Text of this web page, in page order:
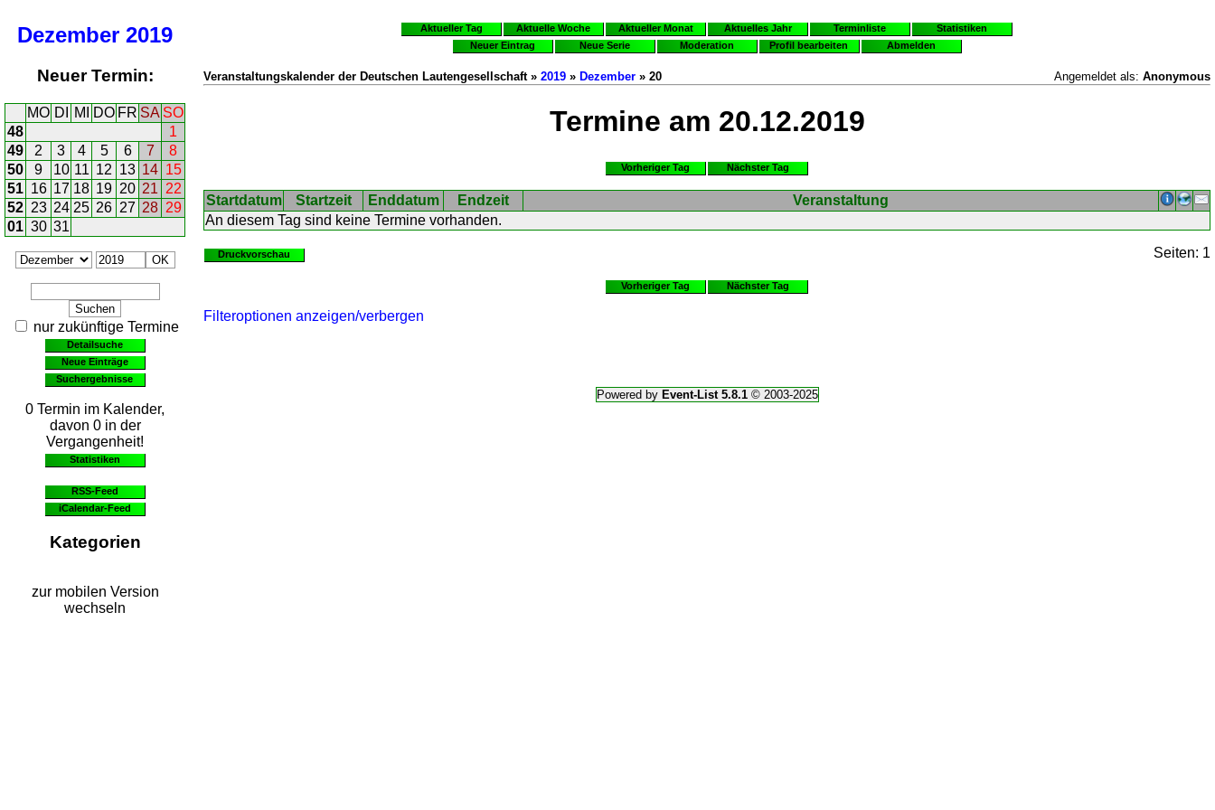
Dezember 2019
Neuer Termin:
MO DI MI DO FR SA SO
48
1
49
2 3 4 5 6 7
8
50
9 10 11 12 13 14 15
51 16 17 18 19 20 21 22
52 23 24 25 26 27 28 29
01 30 31
nur zukünftige Termine
Detailsuche
Neue Einträge
Suchergebnisse
0 Termin im Kalender,
davon 0 in der
Vergangenheit!
Statistiken
RSS-Feed
iCalendar-Feed
Kategorien
zur mobilen Version
wechseln
Aktueller Tag Aktuelle Woche Aktueller Monat Aktuelles Jahr Terminliste
Statistiken
Neuer Eintrag
Neue Serie Moderation Profil bearbeiten Abmelden
Veranstaltungskalender der Deutschen Lautengesellschaft » 2019 » Dezember » 20 Angemeldet als: Anonymous
Termine am 20.12.2019
Vorheriger Tag Nächster Tag
Startdatum Startzeit Enddatum Endzeit
Veranstaltung
An diesem Tag sind keine Termine vorhanden.
Druckvorschau Seiten: 1
Vorheriger Tag Nächster Tag
Filteroptionen anzeigen/verbergen
Powered by Event-List 5.8.1© 2003-2025